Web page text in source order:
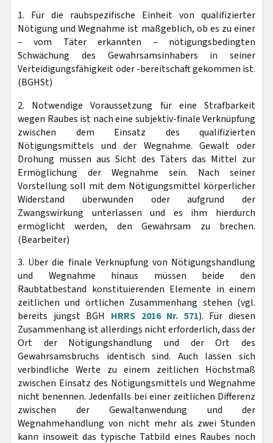
1. Für die raubspezifische Einheit von qualifizierter
Nötigung und Wegnahme ist maßgeblich, ob es zu einer
– vom Täter erkannten – nötigungsbedingten
Schwächung des Gewahrsamsinhabers in seiner
Verteidigungsfähigkeit oder -bereitschaft gekommen ist.
(BGHSt)
2. Notwendige Voraussetzung für eine Strafbarkeit
wegen Raubes ist nach eine subjektiv-finale Verknüpfung
zwischen dem Einsatz des qualifizierten
Nötigungsmittels und der Wegnahme. Gewalt oder
Drohung müssen aus Sicht des Täters das Mittel zur
Ermöglichung der Wegnahme sein. Nach seiner
Vorstellung soll mit dem Nötigungsmittel körperlicher
Widerstand überwunden oder aufgrund der
Zwangswirkung unterlassen und es ihm hierdurch
ermöglicht werden, den Gewahrsam zu brechen.
(Bearbeiter)
3. Über die finale Verknüpfung von Nötigungshandlung
und Wegnahme hinaus müssen beide den
Raubtatbestand konstituierenden Elemente in einem
zeitlichen und örtlichen Zusammenhang stehen (vgl.
bereits jüngst BGH HRRS 2016 Nr. 571). Für diesen
Zusammenhang ist allerdings nicht erforderlich, dass der
Ort der Nötigungshandlung und der Ort des
Gewahrsamsbruchs identisch sind. Auch lassen sich
verbindliche Werte zu einem zeitlichen Höchstmaß
zwischen Einsatz des Nötigungsmittels und Wegnahme
nicht benennen. Jedenfalls bei einer zeitlichen Differenz
zwischen der Gewaltanwendung und der
Wegnahmehandlung von nicht mehr als zwei Stunden
kann insoweit das typische Tatbild eines Raubes noch